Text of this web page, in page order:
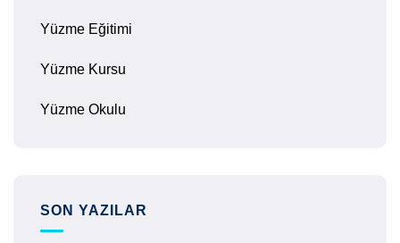
Yüzme Eğitimi
Yüzme Kursu
Yüzme Okulu
SON YAZILAR